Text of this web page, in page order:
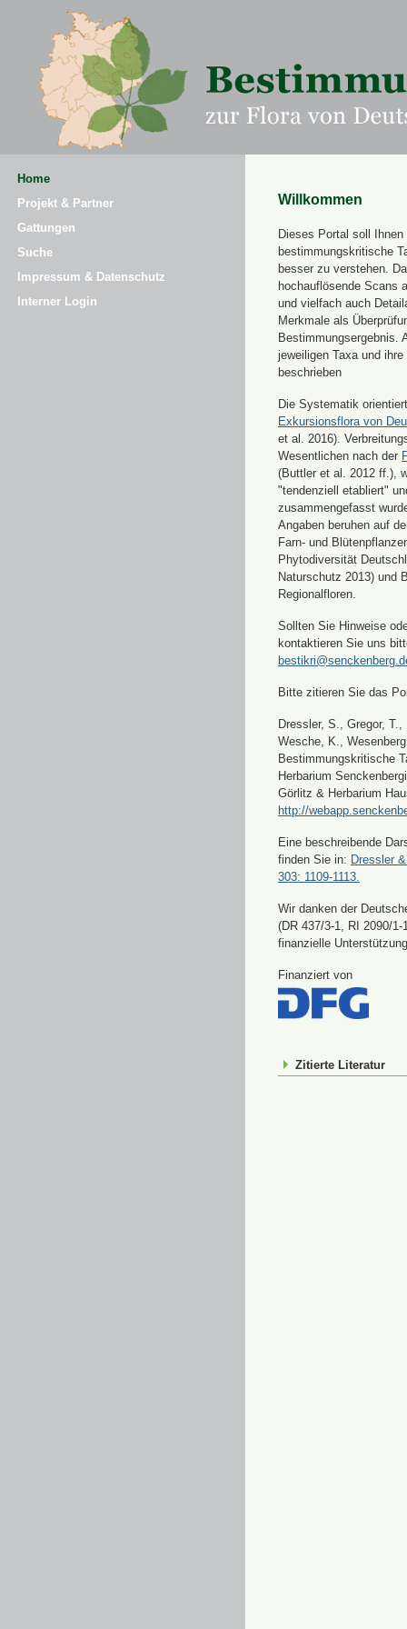
Home
Projekt & Partner
Gattungen
Suche
Impressum & Datenschutz
Interner Login
Willkommen
Dieses Portal soll Ihnen
bestimmungskritische
besser zu verstehen.
hochauflösende Scans
und vielfach auch
Merkmale als
Bestimmungsergebnis.
jeweiligen Taxa und
beschrieben
Die Systematik
Exkursionsflora von
et al. 2016).
Wesentlichen nach der
(Buttler et al. 2012 ff.),
"tendenziell etabliert"
zusammengefasst
Angaben beruhen auf
Farn- und
Phytodiversität
Naturschutz 2013) und
Regionalfloren.
Sollten Sie Hinweise
kontaktieren Sie uns
Bitte zitieren Sie das
Dressler, S., Gregor,
Wesche, K.,
Bestimmungskritische
Herbarium
Görlitz & Herbarium
http://
Eine beschreibende
finden Sie in: Dressler
303: 1109-1113.
Wir danken der
(DR 437/3-1, RI 2090/
finanzielle
Finanziert von
Zitierte Literatur